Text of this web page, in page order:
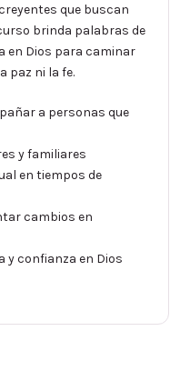
que buscan
brinda palabras de
en Dios para caminar
paz ni la fe.
a personas que
y familiares
en tiempos de
cambios en
y confianza en Dios